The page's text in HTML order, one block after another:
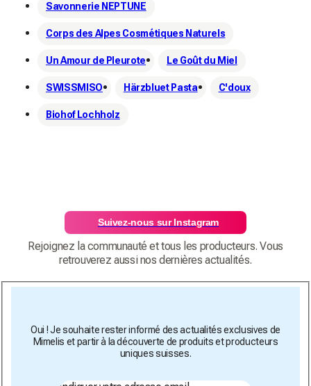
Savonnerie NEPTUNE
Corps des Alpes Cosmétiques Naturels
Un Amour de Pleurote Le Goût du Miel
SWISSMISO Härzbluet Pasta C'doux
Biohof Lochholz
Suivez-nous sur Instagram
Rejoignez la communauté et tous les producteurs. Vous
retrouverez aussi nos dernières actualités.
Oui ! Je souhaite rester informé des actualités exclusives de
Mimelis et partir à la découverte de produits et producteurs
uniques suisses.